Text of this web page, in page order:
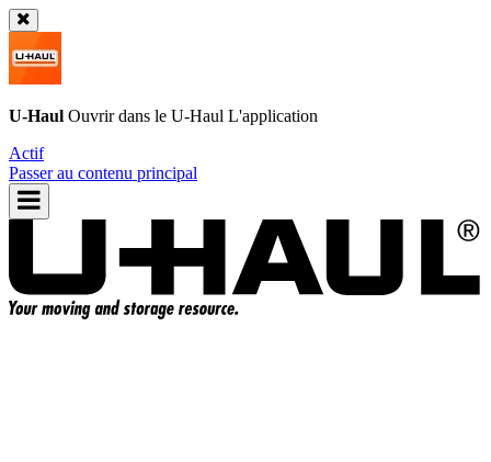
U-Haul Ouvrir dans le U-Haul L'application
Actif
Passer au contenu principal